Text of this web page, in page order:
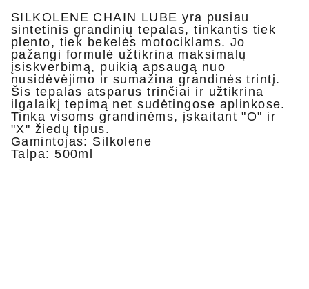
SILKOLENE CHAIN ​​LUBE yra pusiau
sintetinis grandinių tepalas, tinkantis tiek
plento, tiek bekelės motociklams. Jo
pažangi formulė užtikrina maksimalų
įsiskverbimą, puikią apsaugą nuo
nusidėvėjimo ir sumažina grandinės trintį.
Šis tepalas atsparus trinčiai ir užtikrina
ilgalaikį tepimą net sudėtingose ​​​​aplinkose.
Tinka visoms grandinėms, įskaitant "O" ir
"X" žiedų tipus.
Gamintojas: Silkolene
Talpa: 500ml